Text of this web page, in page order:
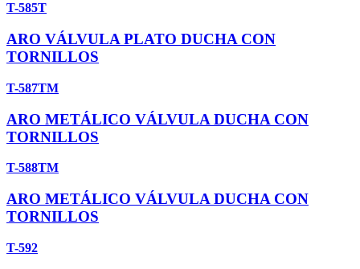
T-585T
ARO VÁLVULA PLATO DUCHA CON
TORNILLOS
T-587TM
ARO METÁLICO VÁLVULA DUCHA CON
TORNILLOS
T-588TM
ARO METÁLICO VÁLVULA DUCHA CON
TORNILLOS
T-592